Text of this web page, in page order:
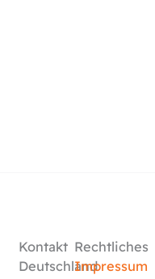
Kontakt
Deutschland
Rechtliches
Impressum